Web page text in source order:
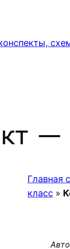
—
Главная
класс »